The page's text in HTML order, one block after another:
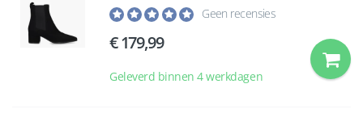
Geen recensies
179,99
Geleverd binnen 4 werkdagen